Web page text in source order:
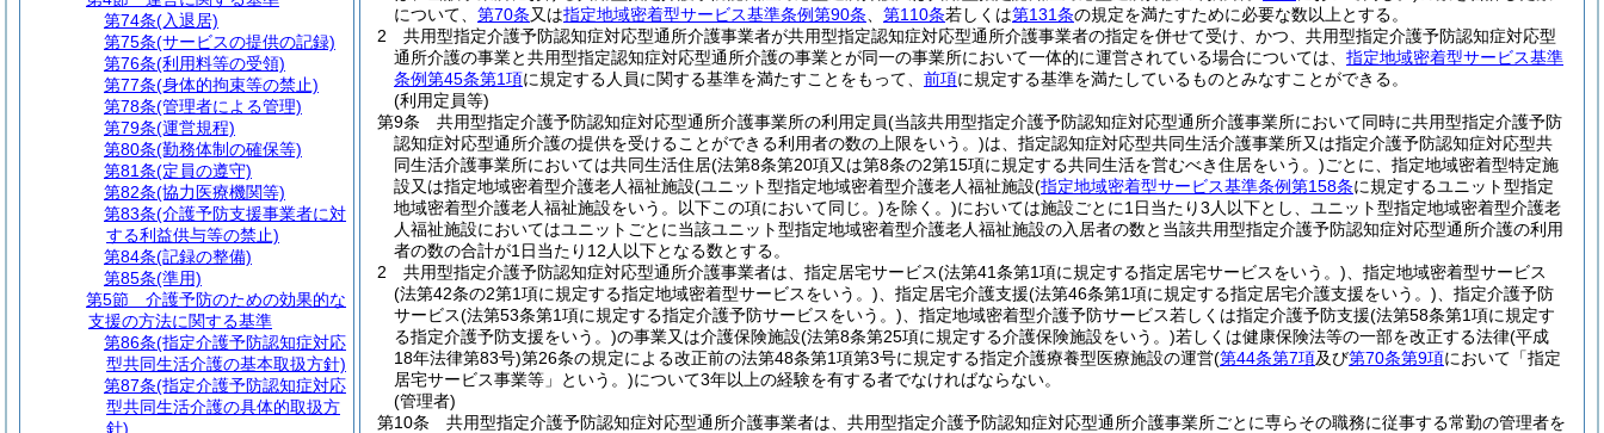
について、 第70条又は指定地域密着型サービス基準条例第90条 第110条若しくは第131条の規定を満たすために必要な数以上とする。
2
共用型指定介護予防認知症対応型通所介護事業者が共用型指定認知症対応型通所介護事業者の指定を併せて受け、かつ、共用型指定介護予防認知症対応型
通所介護の事業と共用型指定認知症対応型通所介護の事業とが同一の事業所において一体的に運営されている場合については、 指定地域密着型サービス基準
条例第45条第1項に規定する人員に関する基準を満たすことをもって、 前項に規定する基準を満たしているものとみなすことができる。
(利用定員等)
第9条
共用型指定介護予防認知症対応型通所介護事業所の利用定員(当該共用型指定介護予防認知症対応型通所介護事業所において同時に共用型指定介護予防
認知症対応型通所介護の提供を受けることができる利用者の数の上限をいう。)は、指定認知症対応型共同生活介護事業所又は指定介護予防認知症対応型共
同生活介護事業所においては共同生活住居(法第8条第20項又は第8条の2第15項に規定する共同生活を営むべき住居をいう。)ごとに、指定地域密着型特定施
設又は指定地域密着型介護老人福祉施設(ユニット型指定地域密着型介護老人福祉施設(指定地域密着型サービス基準条例第158条に規定するユニット型指定
地域密着型介護老人福祉施設をいう。以下この項において同じ。)を除く。)においては施設ごとに1日当たり3人以下とし、ユニット型指定地域密着型介護老
人福祉施設においてはユニットごとに当該ユニット型指定地域密着型介護老人福祉施設の入居者の数と当該共用型指定介護予防認知症対応型通所介護の利用
者の数の合計が1日当たり12人以下となる数とする。
2
共用型指定介護予防認知症対応型通所介護事業者は、指定居宅サービス(法第41条第1項に規定する指定居宅サービスをいう。) 、指定地域密着型サービス
(法第42条の2第1項に規定する指定地域密着型サービスをいう。) 、指定居宅介護支援(法第46条第1項に規定する指定居宅介護支援をいう。) 、指定介護予防
サービス(法第53条第1項に規定する指定介護予防サービスをいう。) 、指定地域密着型介護予防サービス若しくは指定介護予防支援(法第58条第1項に規定す
る指定介護予防支援をいう。)の事業又は介護保険施設(法第8条第25項に規定する介護保険施設をいう。)若しくは健康保険法等の一部を改正する法律(平成
18年法律第83号)第26条の規定による改正前の法第48条第1項第3号に規定する指定介護療養型医療施設の運営(第44条第7項及び第70条第9項において「指定
居宅サービス事業等」という。)について3年以上の経験を有する者でなければならない。
(管理者)
第10条
共用型指定介護予防認知症対応型通所介護事業者は、共用型指定介護予防認知症対応型通所介護事業所ごとに専らその職務に従事する常勤の管理者を
第74条(入退居)
第75条(サービスの提供の記録)
第76条(利用料等の受領)
第77条(身体的拘束等の禁止)
第78条(管理者による管理)
第79条(運営規程)
第80条(勤務体制の確保等)
第81条(定員の遵守)
第82条(協力医療機関等)
第83条(介護予防支援事業者に対
する利益供与等の禁止)
第84条(記録の整備)
第85条(準用)
第5節
介護予防のための効果的な
支援の方法に関する基準
第86条(指定介護予防認知症対応
型共同生活介護の基本取扱方針)
第87条(指定介護予防認知症対応
型共同生活介護の具体的取扱方
針)